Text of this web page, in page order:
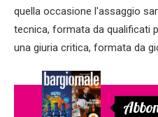
quella occasione l'assaggio
tecnica, formata da qualificati
una giuria critica, formata da